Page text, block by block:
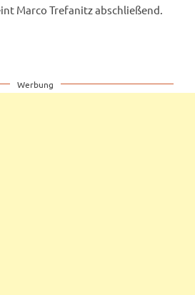
Marco Trefanitz abschließend.
Werbung